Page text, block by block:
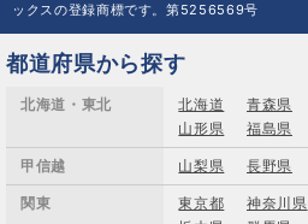
ックスの登録商標です。第5256569号
都道府県から探す
北海道・東北 北海道 青森県
山形県
福島県
甲信越 山梨県 長野県
関東 東京都 神奈川県